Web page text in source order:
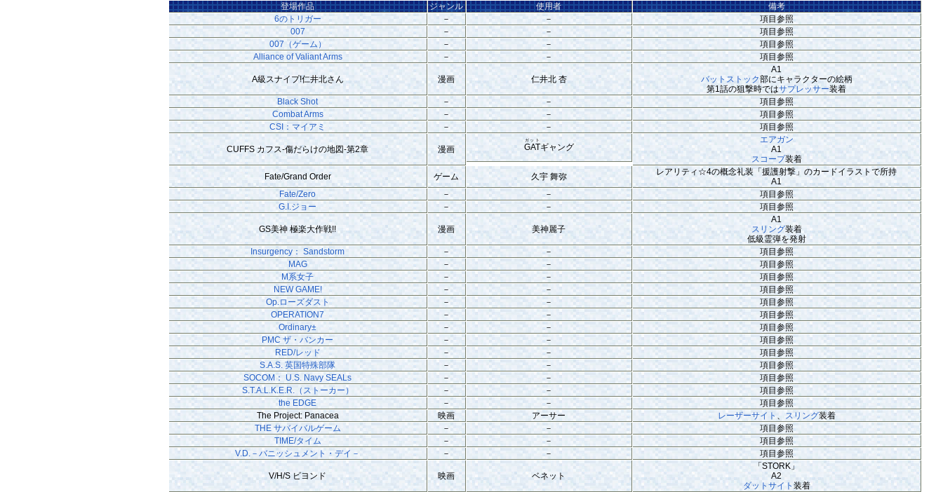
登場作品 ジャンル 使用者
備考
6のトリガー
－ －
項目参照
007
－ －
項目参照
007（ゲーム）
－ －
項目参照
Alliance of Valiant Arms
－ － 項目参照
A級スナイプ!仁井北さん 漫画 仁井北 杏
A1
バットストック部にキャラクターの絵柄
第1話の狙撃時ではサプレッサー装着
Black Shot
－ －
項目参照
Combat Arms
－ －
項目参照
CSI：マイアミ
－ － 項目参照
CUFFS カフス-傷だらけの地図-第2章 漫画 GAT
ガット
ギャング
エアガン
A1
スコープ装着
Fate/Grand Order
ゲーム 久宇 舞弥
レアリティ☆4の概念礼装「援護射撃」のカードイラストで所持
A1
Fate/Zero
－ －
項目参照
G.I.ジョー
－ － 項目参照
GS美神 極楽大作戦!! 漫画 美神麗子
A1
スリング装着
低級霊弾を発射
Insurgency： Sandstorm
－ －
項目参照
MAG
－ －
項目参照
M系女子
－ －
項目参照
NEW GAME!
－ －
項目参照
Op.ローズダスト
－ －
項目参照
OPERATION7
－ －
項目参照
Ordinary±
－ －
項目参照
PMC ザ・バンカー
－ －
項目参照
RED/レッド
－ －
項目参照
S.A.S. 英国特殊部隊
－ －
項目参照
SOCOM： U.S. Navy SEALs
－ －
項目参照
S.T.A.L.K.E.R.（ストーカー）
－ －
項目参照
the EDGE
－ －
項目参照
The Project: Panacea
映画 アーサー レーザーサイト 、 スリング装着
THE サバイバルゲーム
－ －
項目参照
TIME/タイム
－ －
項目参照
V.D.－バニッシュメント・デイ－
－ － 項目参照
V/H/S ビヨンド 映画 ベネット
「STORK」
A2
ダットサイト 装着